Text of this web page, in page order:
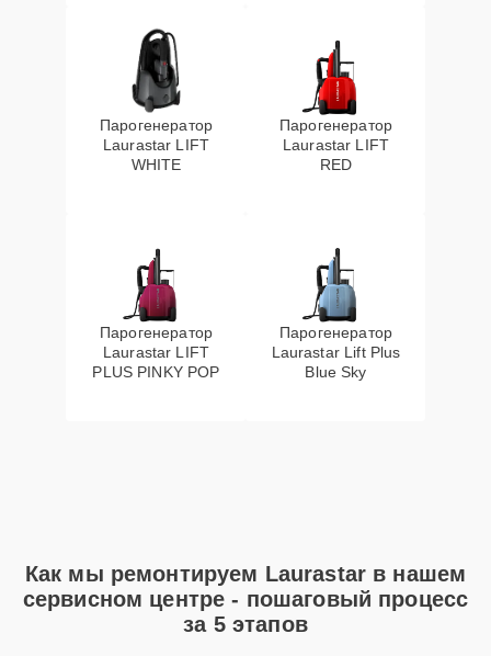
Парогенератор
Laurastar LIFT
WHITE
Парогенератор
Laurastar LIFT
RED
Парогенератор
Laurastar LIFT
PLUS PINKY POP
Парогенератор
Laurastar Lift Plus
Blue Sky
Как мы ремонтируем Laurastar в нашем
сервисном центре - пошаговый процесс
за 5 этапов